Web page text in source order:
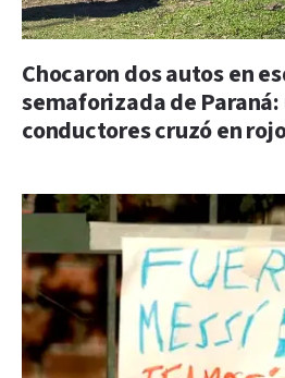
Chocaron dos autos en
semaforizada de Paraná:
conductores cruzó en